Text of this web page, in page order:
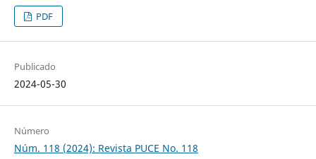
PDF
Publicado
2024-05-30
Número
Núm. 118 (2024): Revista PUCE No. 118